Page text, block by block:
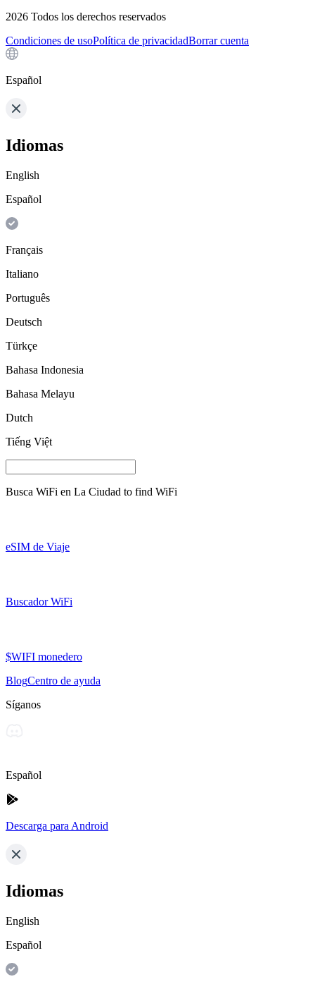
2026 Todos los derechos reservados
Condiciones de usoPolítica de privacidadBorrar cuenta
Español
Idiomas
English
Español
Français
Italiano
Português
Deutsch
Türkçe
Bahasa Indonesia
Bahasa Melayu
Dutch
Tiếng Việt
Busca WiFi en La Ciudad to find WiFi
eSIM de Viaje
Buscador WiFi
$WIFI monedero
BlogCentro de ayuda
Síganos
Español
Descarga para Android
Idiomas
English
Español